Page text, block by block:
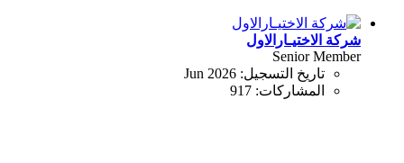
شركة الاختيـارالاول
Senior Member
تاريخ التسجيل: Jun 2026
المشاركات: 917